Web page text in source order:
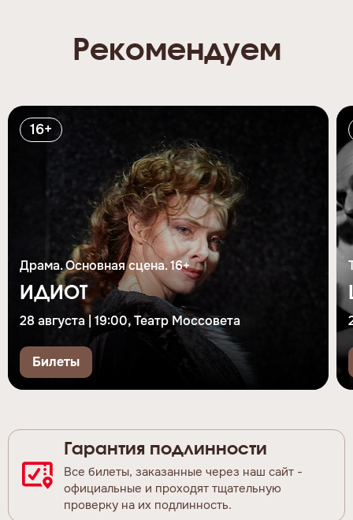
Рекомендуем
16+
Драма. Основная сцена. 16+
ИДИОТ
28 августа | 19:00, Театр Моссовета
Билеты
Гарантия подлинности
Все билеты, заказанные через наш сайт -
официальные и проходят тщательную
проверку на их подлинность.